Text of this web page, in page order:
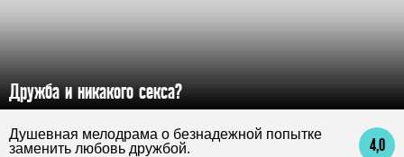
Дружба и никакого секса?
4,0
Душевная мелодрама о безнадежной попытке
заменить любовь дружбой.